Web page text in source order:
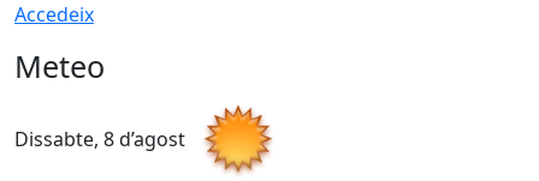
Accedeix
Meteo
Dissabte, 8 d’agost